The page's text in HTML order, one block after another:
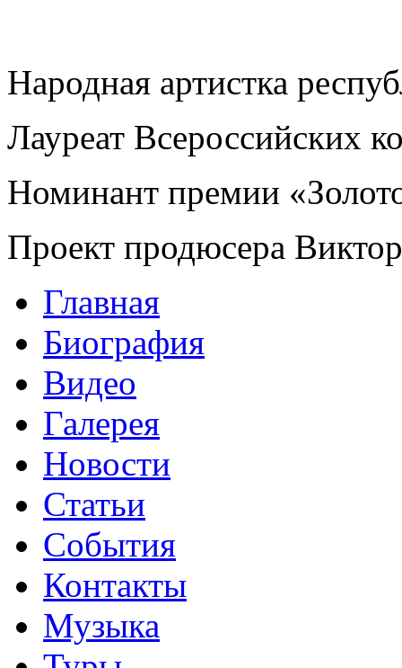
Народная артистка
Лауреат Всероссийских
Номинант премии
Проект продюсера
Главная
Биография
Видео
Галерея
Новости
Статьи
События
Контакты
Музыка